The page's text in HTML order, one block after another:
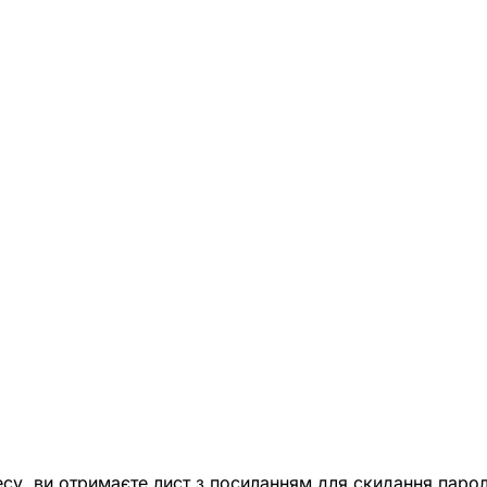
ви отримаєте лист з посиланням для скидання